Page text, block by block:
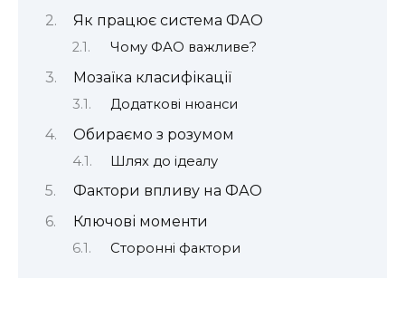
Як працює система ФАО
Чому ФАО важливе?
Мозаїка класифікації
Додаткові нюанси
Обираємо з розумом
Шлях до ідеалу
Фактори впливу на ФАО
Ключові моменти
Сторонні фактори